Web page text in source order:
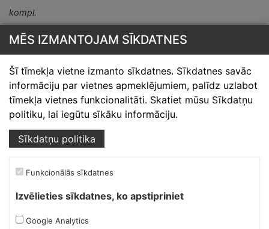
kompl.
Detaļas garums,
mm
Skārdnieks M
Ofiss, ražošana, noliktava.
Izmēģinātāju iela 1a,
MĒS IZMANTOJAM SĪKDATNES
Šī tīmekļa vietne izmanto sīkdatnes. Sīkdatnes savāc
informāciju par vietnes apmeklējumiem, palīdz uzlabot
tīmekļa vietnes funkcionalitāti. Skatiet mūsu Sīkdatņu
politiku, lai iegūtu sīkāku informāciju.
Sīkdatņu politika
Funkcionālās sīkdatnes
Izvēlieties sīkdatnes, ko apstipriniet
Google Analytics